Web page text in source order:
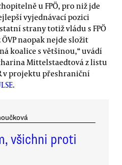
u FPÖ, pro niž jde
vyjednávací pozici
strany totiž vládu s FPÖ
ÖVP naopak nejde složit
koalice s většinou,“ uvádí
Mittelstaedtová z listu
v projektu přeshraniční
.
všichni proti